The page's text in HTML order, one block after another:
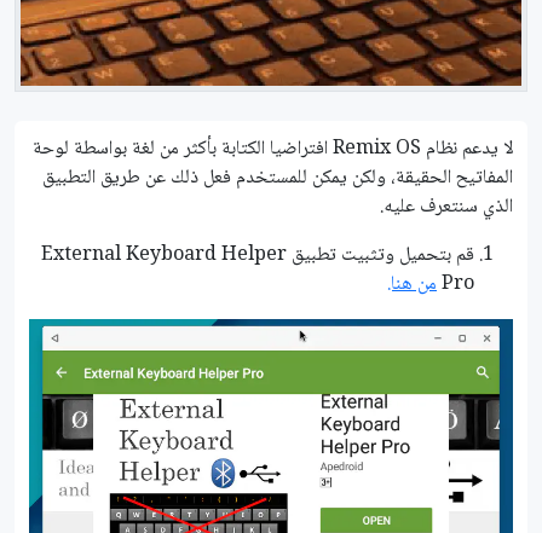
لا يدعم نظام Remix OS افتراضيا الكتابة بأكثر من لغة بواسطة لوحة
المفاتيح الحقيقة، ولكن يمكن للمستخدم فعل ذلك عن طريق التطبيق
الذي سنتعرف عليه.
قم بتحميل وتثبيت تطبيق External Keyboard Helper
Proمن هنا.